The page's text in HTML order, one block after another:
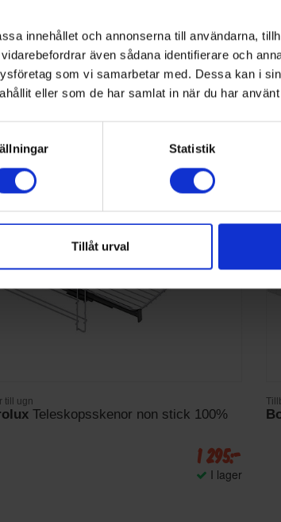
innehållet och annonserna till användarna,
även sådana identifierare och
som vi samarbetar med. Dessa kan i
eller som de har samlat in när du har
Statistik
Tillåt urval
till ugn
Teleskopsskenor non stick 100%
1 295:-
I lager